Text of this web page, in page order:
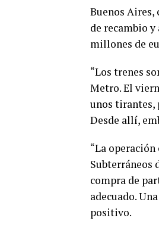
Buenos
de recambio
millones de
“Los trenes
Metro. El
unos tirantes,
Desde allí,
“La
Subterráneos
compra de
adecuado.
positivo.